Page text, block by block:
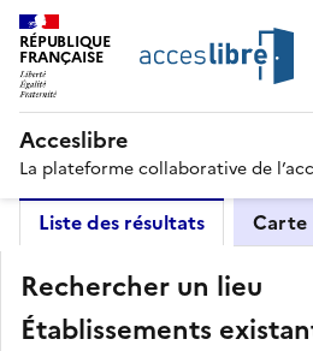
RÉPUBLIQUE
FRANÇAISE
Acceslibre
La plateforme collaborative de
Liste des résultats Carte
Rechercher un lieu
Établissements